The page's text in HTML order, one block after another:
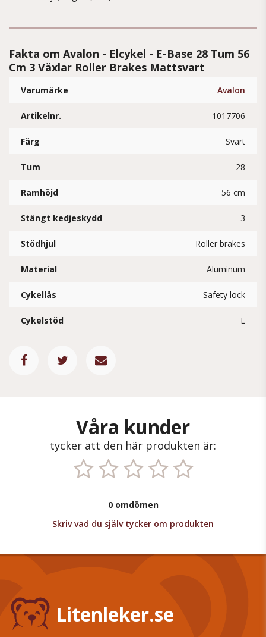
Fakta om Avalon - Elcykel - E-Base 28 Tum 56
Cm 3 Växlar Roller Brakes Mattsvart
Varumärke Avalon
Artikelnr. 1017706
Färg Svart
Tum 28
Ramhöjd 56 cm
Stängt kedjeskydd 3
Stödhjul Roller brakes
Material Aluminum
Cykellås Safety lock
Cykelstöd L
Våra kunder
tycker att den här produkten är:
0 omdömen
Skriv vad du själv tycker om produkten
Litenleker.se